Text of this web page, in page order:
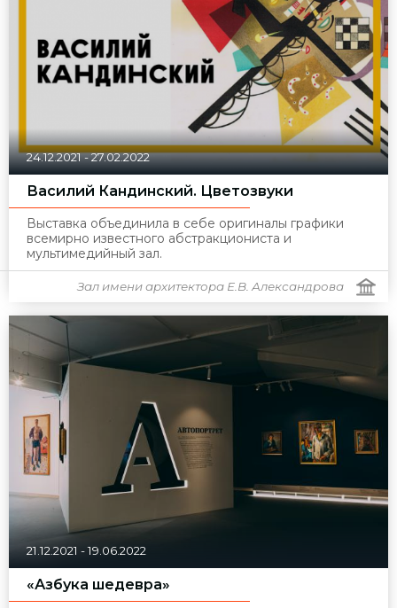
24.12.2021-27.02.2022
Василий Кандинский. Цветозвуки
Выставка объединила в себе оригиналы графики
всемирно известного абстракциониста и
мультимедийный зал.
Зал имени архитектора Е.В. Александрова
21.12.2021 -19.06.2022
«Азбука шедевра»